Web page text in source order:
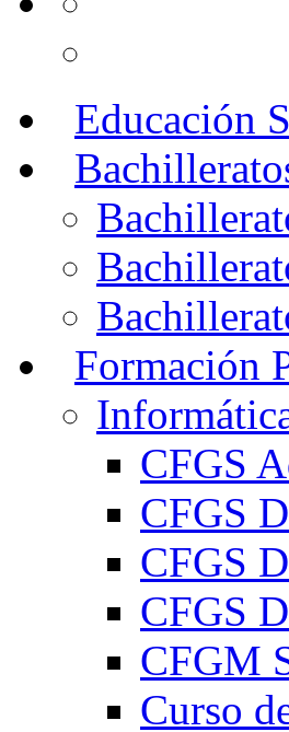
Educación
Formación
CFGS
CFGS
CFGS
CFGS
CFGM
Curso